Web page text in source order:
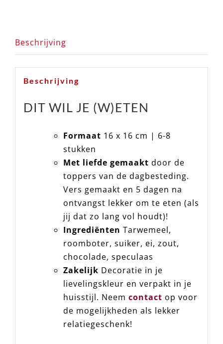
Beschrijving
Beschrijving
DIT WIL JE (W)ETEN
Formaat 16 x 16 cm | 6-8
stukken
Met liefde gemaakt door de
toppers van de dagbesteding.
Vers gemaakt en 5 dagen na
ontvangst lekker om te eten (als
jij dat zo lang vol houdt)!
Ingrediënten Tarwemeel,
roomboter, suiker, ei, zout,
chocolade, speculaas
Zakelijk Decoratie in je
lievelingskleur en verpakt in je
huisstijl. Neem contact op voor
de mogelijkheden als lekker
relatiegeschenk!